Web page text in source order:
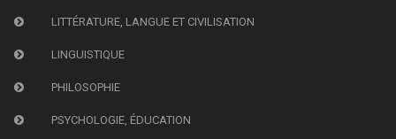
LITTÉRATURE, LANGUE ET CIVILISATION
LINGUISTIQUE
PHILOSOPHIE
PSYCHOLOGIE, ÉDUCATION